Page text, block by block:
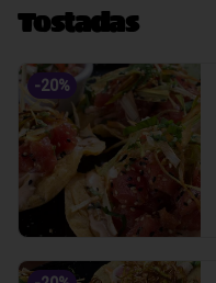
Tostadas
-20%